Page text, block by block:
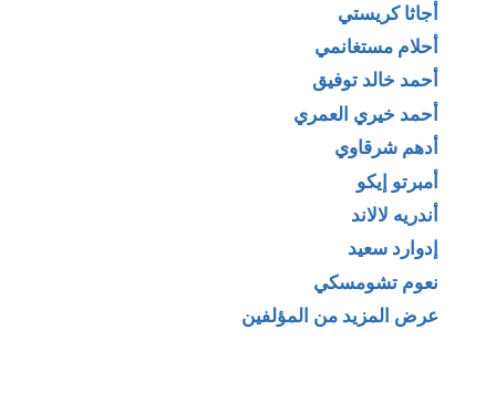
أجاثا كريستي
أحلام مستغانمي
أحمد خالد توفيق
أحمد خيري العمري
أدهم شرقاوي
أمبرتو إيكو
أندريه لالاند
إدوارد سعيد
نعوم تشومسكي
عرض المزيد من المؤلفين